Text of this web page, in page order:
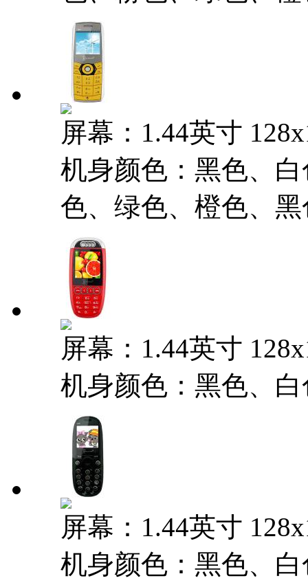
屏幕：1.44英寸
机身颜色：黑色、
色、绿色、橙色、
屏幕：1.44英寸
机身颜色：黑色、
屏幕：1.44英寸
机身颜色：黑色、